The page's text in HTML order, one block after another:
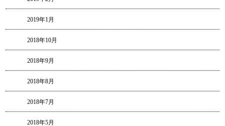
2019年1月
2018年10月
2018年9月
2018年8月
2018年7月
2018年5月